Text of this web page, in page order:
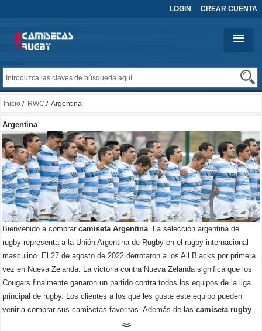
LOGIN CREAR CUENTA
Inicio / RWC / Argentina
Argentina
Bienvenido a comprar camiseta Argentina. La selección argentina de
rugby representa a la Unión Argentina de Rugby en el rugby internacional
masculino. El 27 de agosto de 2022 derrotaron a los All Blacks por primera
vez en Nueva Zelanda. La victoria contra Nueva Zelanda significa que los
Cougars finalmente ganaron un partido contra todos los equipos de la liga
principal de rugby. Los clientes a los que les guste este equipo pueden
venir a comprar sus camisetas favoritas. Además de las camiseta rugby
, hay otras camisetas entre las que puedes elegir y cuanto más